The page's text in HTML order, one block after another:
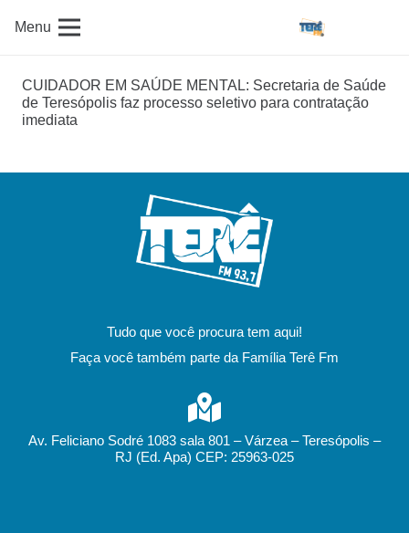
Menu
CUIDADOR EM SAÚDE MENTAL: Secretaria de Saúde
de Teresópolis faz processo seletivo para contratação
imediata
Tudo que você procura tem aqui!
Faça você também parte da Família Terê Fm
Av. Feliciano Sodré 1083 sala 801 – Várzea – Teresópolis –
RJ (Ed. Apa) CEP: 25963-025